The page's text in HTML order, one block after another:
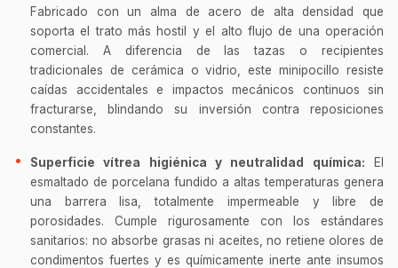
Fabricado con un alma de acero de alta densidad que
soporta el trato más hostil y el alto flujo de una operación
comercial. A diferencia de las tazas o recipientes
tradicionales de cerámica o vidrio, este minipocillo resiste
caídas accidentales e impactos mecánicos continuos sin
fracturarse, blindando su inversión contra reposiciones
constantes.
Superficie vítrea higiénica y neutralidad química: El
esmaltado de porcelana fundido a altas temperaturas genera
una barrera lisa, totalmente impermeable y libre de
porosidades. Cumple rigurosamente con los estándares
sanitarios: no absorbe grasas ni aceites, no retiene olores de
condimentos fuertes y es químicamente inerte ante insumos